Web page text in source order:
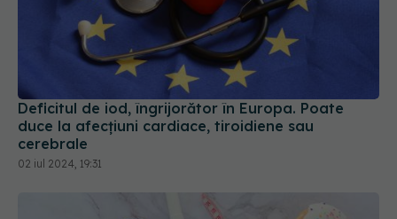
Deficitul de iod, îngrijorător în Europa. Poate
duce la afecțiuni cardiace, tiroidiene sau
cerebrale
02 iul 2024, 19:31